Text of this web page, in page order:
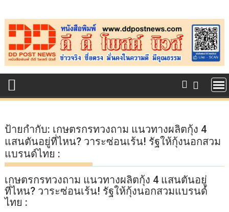
to
content
ป้ายกำกับ: เกษตรกรทวงถาม แนวทางผลิตกุ้ง 4
แสนตันอยู่ที่ไหน? วาระซ่อนเร้น! รัฐให้กุ้งนอกสวม
แบรนด์ไทย :
เกษตรกรทวงถาม แนวทางผลิตกุ้ง 4 แสนตันอยู่
ที่ไหน? วาระซ่อนเร้น! รัฐให้กุ้งนอกสวมแบรนด์
ไทย :